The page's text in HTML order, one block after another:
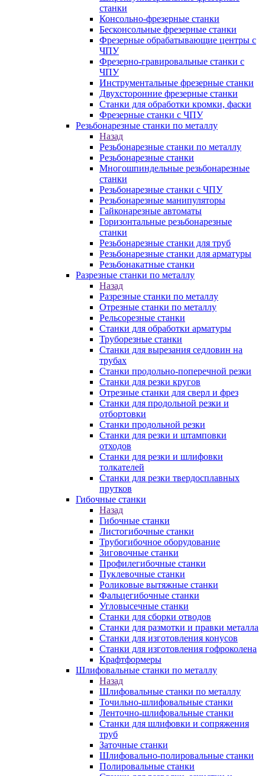
станки
Консольно-фрезерные станки
Бесконсольные фрезерные станки
Фрезерные обрабатывающие центры с
ЧПУ
Фрезерно-гравировальные станки с
ЧПУ
Инструментальные фрезерные станки
Двухсторонние фрезерные станки
Станки для обработки кромки, фаски
Фрезерные станки с ЧПУ
Резьбонарезные станки по металлу
Назад
Резьбонарезные станки по металлу
Резьбонарезные станки
Многошпиндельные резьбонарезные
станки
Резьбонарезные станки с ЧПУ
Резьбонарезные манипуляторы
Гайконарезные автоматы
Горизонтальные резьбонарезные
станки
Резьбонарезные станки для труб
Резьбонарезные станки для арматуры
Резьбонакатные станки
Разрезные станки по металлу
Назад
Разрезные станки по металлу
Отрезные станки по металлу
Рельсорезные станки
Станки для обработки арматуры
Труборезные станки
Станки для вырезания седловин на
трубаx
Станки продольно-поперечной резки
Станки для резки кругов
Отрезные станки для сверл и фрез
Станки для продольной резки и
отбортовки
Станки продольной резки
Станки для резки и штамповки
отходов
Станки для резки и шлифовки
толкателей
Станки для резки твердосплавных
прутков
Гибочные станки
Назад
Гибочные станки
Листогибочные станки
Трубогибочное оборудование
Зиговочные станки
Профилегибочные станки
Пуклевочные станки
Роликовые вытяжные станки
Фальцегибочные станки
Угловысечные станки
Станки для сборки отводов
Станки для размотки и правки металла
Станки для изготовления конусов
Станки для изготовления гофроколена
Крафтформеры
Шлифовальные станки по металлу
Назад
Шлифовальные станки по металлу
Точильно-шлифовальные станки
Ленточно-шлифовальные станки
Станки для шлифовки и сопряжения
труб
Заточные станки
Шлифовально-полировальные станки
Полировальные станки